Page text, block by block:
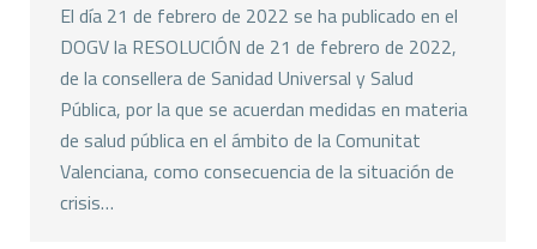
El día 21 de febrero de 2022 se ha publicado en el
DOGV la RESOLUCIÓN de 21 de febrero de 2022,
de la consellera de Sanidad Universal y Salud
Pública, por la que se acuerdan medidas en materia
de salud pública en el ámbito de la Comunitat
Valenciana, como consecuencia de la situación de
crisis…